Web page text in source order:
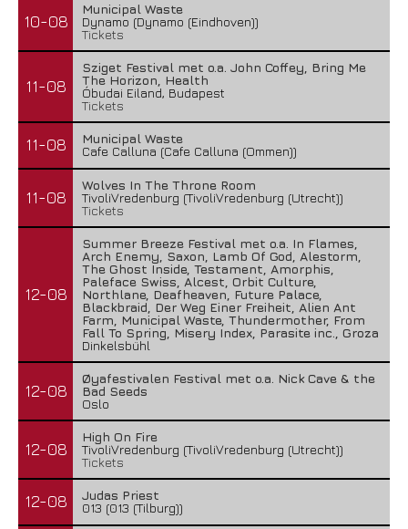
10-08
Municipal Waste
Dynamo (Dynamo (Eindhoven))
Tickets
11-08
Sziget Festival met o.a. John Coffey, Bring Me
The Horizon, Health
Óbudai Eiland, Budapest
Tickets
11-08
Municipal Waste
Cafe Calluna (Cafe Calluna (Ommen))
11-08
Wolves In The Throne Room
TivoliVredenburg (TivoliVredenburg (Utrecht))
Tickets
12-08
Summer Breeze Festival met o.a. In Flames,
Arch Enemy, Saxon, Lamb Of God, Alestorm,
The Ghost Inside, Testament, Amorphis,
Paleface Swiss, Alcest, Orbit Culture,
Northlane, Deafheaven, Future Palace,
Blackbraid, Der Weg Einer Freiheit, Alien Ant
Farm, Municipal Waste, Thundermother, From
Fall To Spring, Misery Index, Parasite inc., Groza
Dinkelsbühl
12-08
Øyafestivalen Festival met o.a. Nick Cave & the
Bad Seeds
Oslo
12-08
High On Fire
TivoliVredenburg (TivoliVredenburg (Utrecht))
Tickets
12-08
Judas Priest
013 (013 (Tilburg))